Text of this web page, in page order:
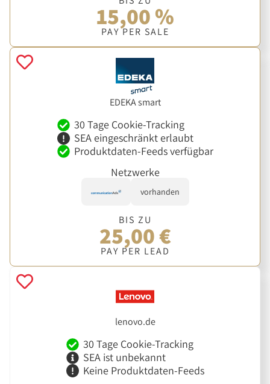
15,00 %
PAY PER SALE
EDEKA smart
30 Tage Cookie-Tracking
SEA eingeschränkt erlaubt
Produktdaten-Feeds verfügbar
Netzwerke
vorhanden
BIS ZU
25,00 €
PAY PER LEAD
lenovo.de
30 Tage Cookie-Tracking
SEA ist unbekannt
Keine Produktdaten-Feeds